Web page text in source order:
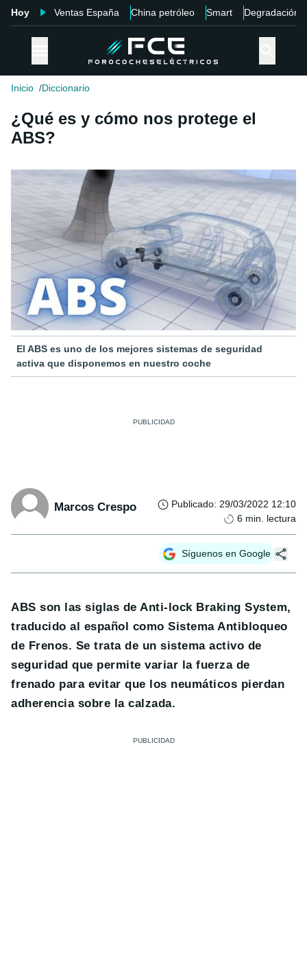
Hoy Ventas España China petróleo Smart Degradación
Inicio Diccionario
¿Qué es y cómo nos protege el
ABS?
El ABS es uno de los mejores sistemas de seguridad
activa que disponemos en nuestro coche
Marcos Crespo Publicado: 29/03/2022 12:10
6 min. lectura
Síguenos en Google
ABS son las siglas de Anti-lock Braking System,
traducido al español como Sistema Antibloqueo
de Frenos. Se trata de un sistema activo de
seguridad que permite variar la fuerza de
frenado para evitar que los neumáticos pierdan
adherencia sobre la calzada.